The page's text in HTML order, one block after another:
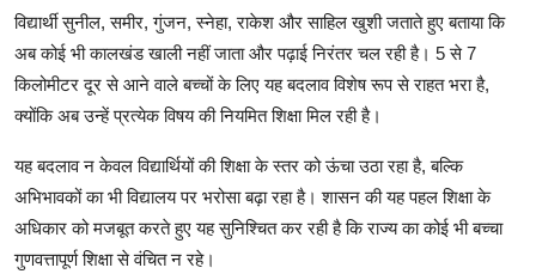
विद्यार्थी सुनील, समीर, गुंजन, स्नेहा, राकेश और साहिल खुशी जताते हुए बताया कि
अब कोई भी कालखंड खाली नहीं जाता और पढ़ाई निरंतर चल रही है। 5 से 7
किलोमीटर दूर से आने वाले बच्चों के लिए यह बदलाव विशेष रूप से राहत भरा है,
क्योंकि अब उन्हें प्रत्येक विषय की नियमित शिक्षा मिल रही है।
यह बदलाव न केवल विद्यार्थियों की शिक्षा के स्तर को ऊंचा उठा रहा है, बल्कि
अभिभावकों का भी विद्यालय पर भरोसा बढ़ा रहा है। शासन की यह पहल शिक्षा के
अधिकार को मजबूत करते हुए यह सुनिश्चित कर रही है कि राज्य का कोई भी बच्चा
गुणवत्तापूर्ण शिक्षा से वंचित न रहे।